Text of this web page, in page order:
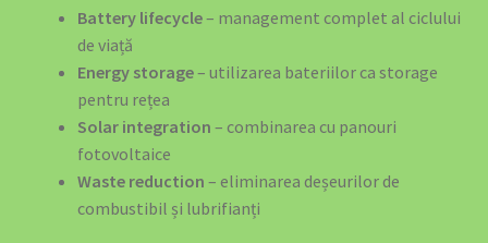
Battery lifecycle– management complet al ciclului
de viață
Energy storage– utilizarea bateriilor ca storage
pentru rețea
Solar integration – combinarea cu panouri
fotovoltaice
Waste reduction – eliminarea deșeurilor de
combustibil și lubrifianți